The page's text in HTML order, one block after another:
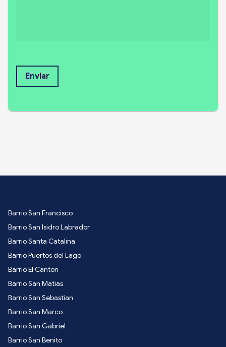
Enviar
Barrio San Francisco
Barrio San Isidro Labrador
Barrio Santa Catalina
Barrio Puertos del Lago
Barrio El Cantón
Barrio San Matias
Barrio San Sebastian
Barrio San Marco
Barrio San Gabriel
Barrio San Benito